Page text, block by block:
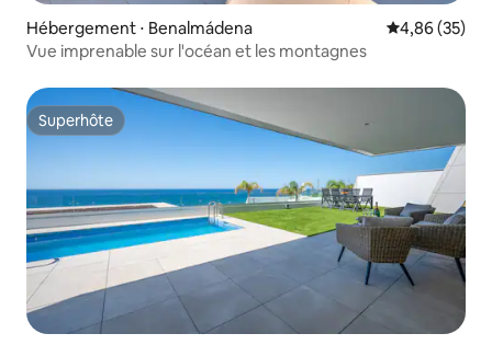
Hébergement ⋅ Benalmádena Évaluation
4,86 (35)
Vue imprenable sur l'océan et les montagnes
Superhôte
Superhôte